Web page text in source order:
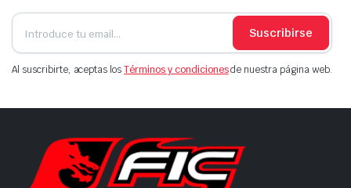
Suscribirse
Al suscribirte, aceptas losTérminos y condicionesde nuestra página web.